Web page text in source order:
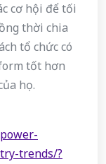
cơ hội để tối
thời chia
tổ chức có
tốt hơn
họ.
trends/?